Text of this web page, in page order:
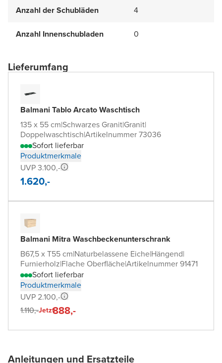
Anzahl der Schubläden 4
Anzahl Innenschubladen 0
Lieferumfang
Balmani Tablo Arcato Waschtisch
135 x 55 cm|Schwarzes Granit|Granit|
Doppelwaschtisch|Artikelnummer 73036
Sofort lieferbar
Produktmerkmale
UVP 3.100,-
1.620,-
Balmani Mitra Waschbeckenunterschrank
B67,5 x T55 cm|Naturbelassene Eiche|Hängend|
Furnierholz|Flache Oberfläche|Artikelnummer 91471
Sofort lieferbar
Produktmerkmale
UVP 2.100,-
1.110,-Jetzt888,-
Anleitungen und Ersatzteile